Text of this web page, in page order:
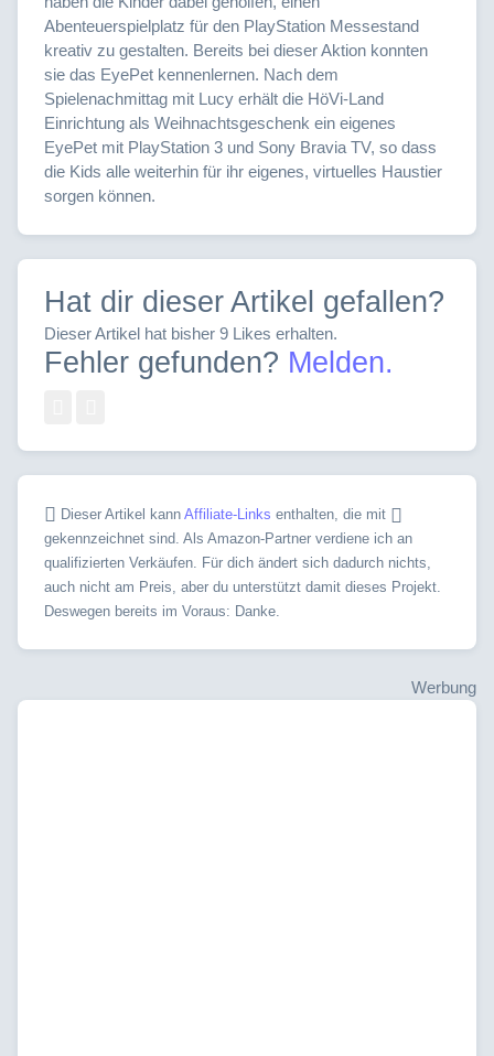
Abenteuerspielplatz für den PlayStation Messestand
kreativ zu gestalten. Bereits bei dieser Aktion konnten
sie das EyePet kennenlernen. Nach dem
Spielenachmittag mit Lucy erhält die HöVi-Land
Einrichtung als Weihnachtsgeschenk ein eigenes
EyePet mit PlayStation 3 und Sony Bravia TV, so dass
die Kids alle weiterhin für ihr eigenes, virtuelles Haustier
sorgen können.
Hat dir dieser Artikel gefallen?
Dieser Artikel hat bisher 9 Likes erhalten.
Fehler gefunden? Melden.
Dieser Artikel kann Affiliate-Links enthalten, die mit
gekennzeichnet sind. Als Amazon-Partner verdiene ich an
qualifizierten Verkäufen. Für dich ändert sich dadurch nichts,
auch nicht am Preis, aber du unterstützt damit dieses Projekt.
Deswegen bereits im Voraus: Danke.
Werbung